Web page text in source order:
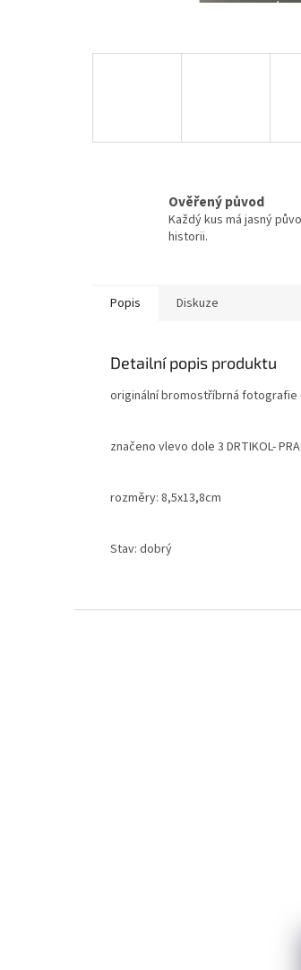
Ověřený původ
Každý kus má jasný
historii.
Popis Diskuze
Detailní popis produktu
originální bromostříbrná fotografie
značeno vlevo dole 3 DRTIKOL-
rozměry: 8,5x13,8cm
Stav: dobrý